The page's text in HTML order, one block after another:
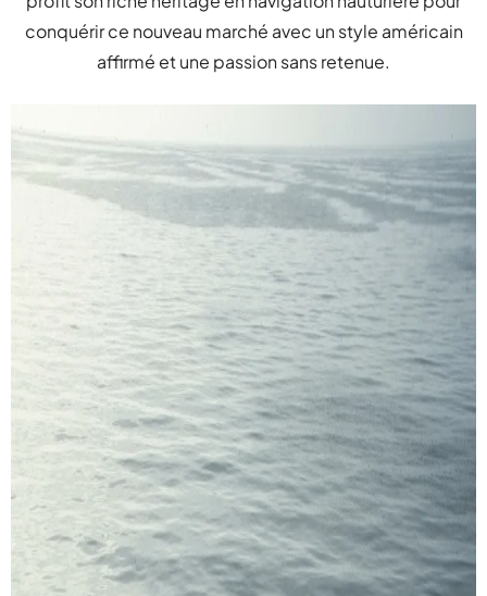
conquérir ce nouveau marché avec un style américain
affirmé et une passion sans retenue.